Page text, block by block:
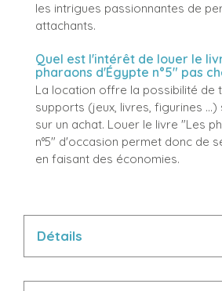
les intrigues passionnantes de
attachants.
Quel est l'intérêt de louer le
pharaons d'Égypte n°5" pas
La location offre la possibilité de
supports (jeux, livres, figurines
sur un achat. Louer le livre "Les
n°5" d'occasion permet donc de
en faisant des économies.
Détails